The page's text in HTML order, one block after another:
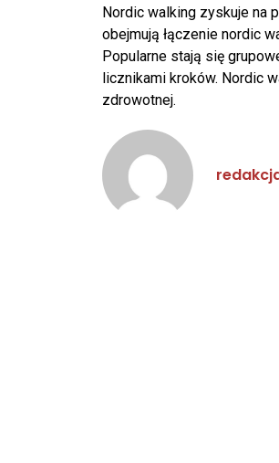
Nordic walking zyskuje na
obejmują łączenie nordic
Popularne stają się
licznikami kroków. Nordic
zdrowotnej.